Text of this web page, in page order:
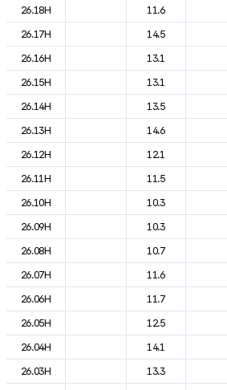
26.18H
11.6
26.17H
14.5
26.16H
13.1
26.15H
13.1
26.14H
13.5
26.13H
14.6
26.12H
12.1
26.11H
11.5
26.10H
10.3
26.09H
10.3
26.08H
10.7
26.07H
11.6
26.06H
11.7
26.05H
12.5
26.04H
14.1
26.03H
13.3